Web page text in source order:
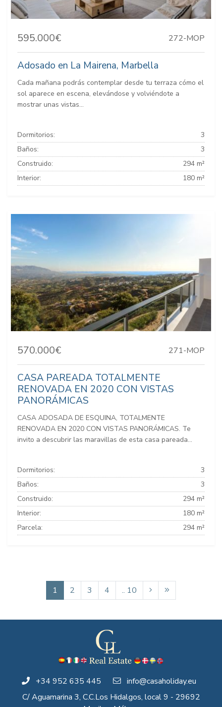
595.000€ 272-MOP
Adosado en La Mairena, Marbella
Cada mañana podrás contemplar desde tu terraza cómo el
sol aparece en escena, elevándose y volviéndote a
mostrar unas vistas...
Dormitorios:
3
Baños:
3
Construido:
294 m²
Interior:
180 m²
570.000€ 271-MOP
CASA PAREADA TOTALMENTE
RENOVADA EN 2020 CON VISTAS
PANORÁMICAS
CASA ADOSADA DE ESQUINA, TOTALMENTE
RENOVADA EN 2020 CON VISTAS PANORÁMICAS. Te
invito a descubrir las maravillas de esta casa pareada...
Dormitorios:
3
Baños:
3
Construido:
294 m²
Interior:
180 m²
Parcela:
294 m²
1 2 3 4 .. 10
+34 952 635 445
info@casaholiday.eu
C/ Aguamarina 3, C.C.Los Hidalgos, local 9 - 29692